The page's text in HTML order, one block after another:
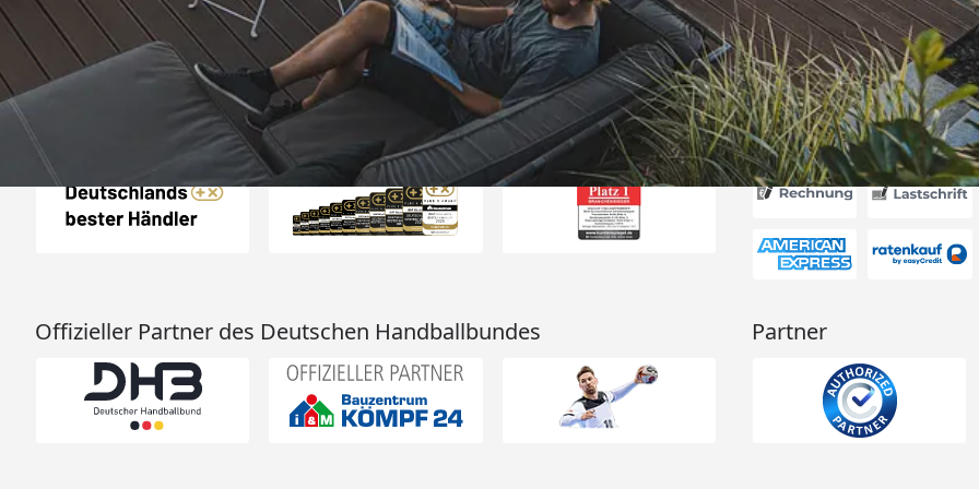
4,81/ 5
25.964 Bewertungen
07.08.2026
Auszeichnungen Akzeptierte
Offizieller Partner des Deutschen Handballbundes Partner